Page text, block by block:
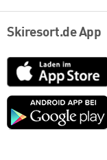
Skiresort.de App
App
Store